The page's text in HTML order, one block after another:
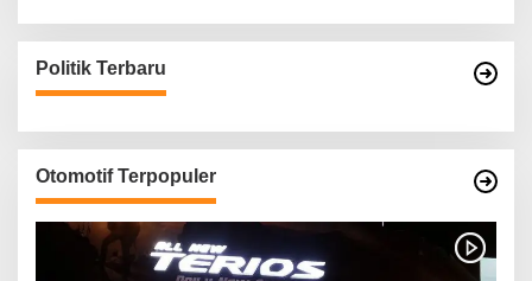
Politik Terbaru
Otomotif Terpopuler